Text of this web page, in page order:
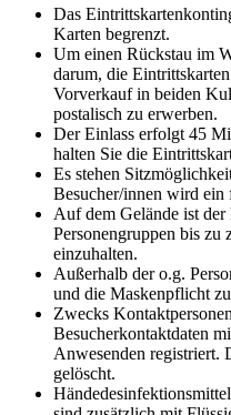
Das
Karten begrenzt.
Um einen Rückstau im
darum, die
Vorverkauf in beiden
postalisch zu erwerben.
Der Einlass erfolgt 45
halten Sie die
Es stehen
Besucher/innen wird ein
Auf dem Gelände ist
Personengruppen bis zu
einzuhalten.
Außerhalb der o.g.
und die Maskenpflicht
Zwecks
Besucherkontaktdaten
Anwesenden registriert.
gelöscht.